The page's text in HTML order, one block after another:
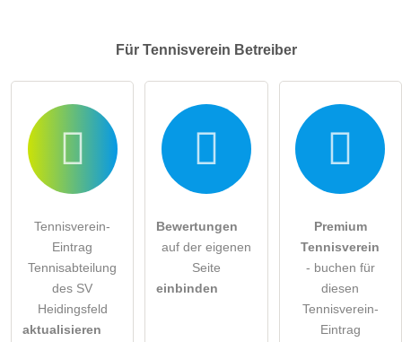
Für Tennisverein Betreiber
Tennisverein-
Eintrag
Tennisabteilung
des SV
Heidingsfeld
aktualisieren
Bewertungen
auf der eigenen
Seite
einbinden
Premium
Tennisverein
- buchen für
diesen
Tennisverein-
Eintrag